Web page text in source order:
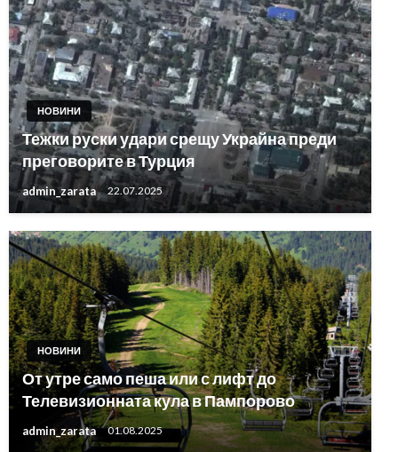
НОВИНИ
Тежки руски удари срещу Украйна преди
преговорите в Турция
admin_zarata 22.07.2025
НОВИНИ
От утре само пеша или с лифт до
Телевизионната кула в Пампорово
admin_zarata 01.08.2025